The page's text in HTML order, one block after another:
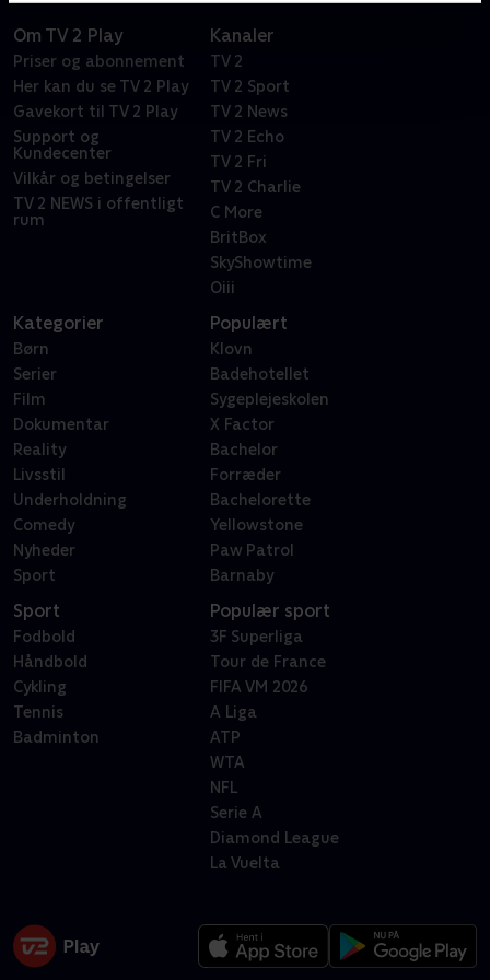
Om TV 2 Play
Priser og abonnement
Her kan du se TV 2 Play
Gavekort til TV 2 Play
Support og
Kundecenter
Vilkår og betingelser
TV 2 NEWS i offentligt
rum
Kanaler
TV 2
TV 2 Sport
TV 2 News
TV 2 Echo
TV 2 Fri
TV 2 Charlie
C More
BritBox
SkyShowtime
Oiii
Kategorier
Børn
Serier
Film
Dokumentar
Reality
Livsstil
Underholdning
Comedy
Nyheder
Sport
Populært
Klovn
Badehotellet
Sygeplejeskolen
X Factor
Bachelor
Forræder
Bachelorette
Yellowstone
Paw Patrol
Barnaby
Sport
Fodbold
Håndbold
Cykling
Tennis
Badminton
Populær sport
3F Superliga
Tour de France
FIFA VM 2026
A Liga
ATP
WTA
NFL
Serie A
Diamond League
La Vuelta